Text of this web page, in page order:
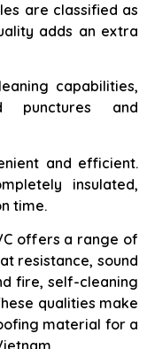
are classified as
adds an extra
capabilities,
punctures and
and efficient.
insulated,
time.
offers a range of
resistance, sound
fire, self-cleaning
qualities make
material for a